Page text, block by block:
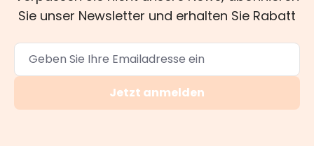
Sie unser Newsletter und erhalten Sie Rabatt
Jetzt anmelden